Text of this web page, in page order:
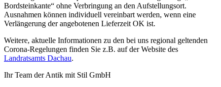
Bordsteinkante“ ohne Verbringung an den Aufstellungsort.
Ausnahmen können individuell vereinbart werden, wenn eine
Verlängerung der angebotenen Lieferzeit OK ist.
Weitere, aktuelle Informationen zu den bei uns regional geltenden
Corona-Regelungen finden Sie z.B. auf der Website des
Landratsamts Dachau.
Ihr Team der Antik mit Stil GmbH